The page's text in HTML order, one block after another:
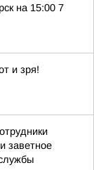
на 15:00 7
и зря!
заветное